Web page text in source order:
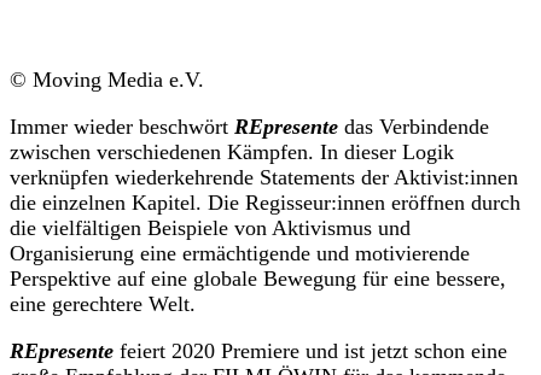
© Moving Media e.V.
Immer wieder beschwört REpresente das Verbindende
zwischen verschiedenen Kämpfen. In dieser Logik
verknüpfen wiederkehrende Statements der Aktivist:innen
die einzelnen Kapitel. Die Regisseur:innen eröffnen durch
die vielfältigen Beispiele von Aktivismus und
Organisierung eine ermächtigende und motivierende
Perspektive auf eine globale Bewegung für eine bessere,
eine gerechtere Welt.
REpresente feiert 2020 Premiere und ist jetzt schon eine